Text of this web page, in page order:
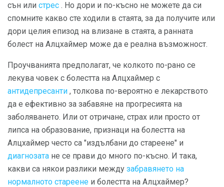
сън или стрес . Но дори и по-късно не можете да си
спомните какво сте ходили в стаята, за да получите или
дори целия епизод на влизане в стаята, а ранната
болест на Алцхаймер може да е реална възможност.
Проучванията предполагат, че колкото по-рано се
лекува човек с болестта на Алцхаймер с
антидепресанти , толкова по-вероятно е лекарството
да е ефективно за забавяне на прогресията на
заболяването. Или от отричане, страх или просто от
липса на образование, признаци на болестта на
Алцхаймер често са "издълбани до стареене" и
диагнозата не се прави до много по-късно. И така,
какви са някои разлики между забравянето на
нормалното стареене и болестта на Алцхаймер?